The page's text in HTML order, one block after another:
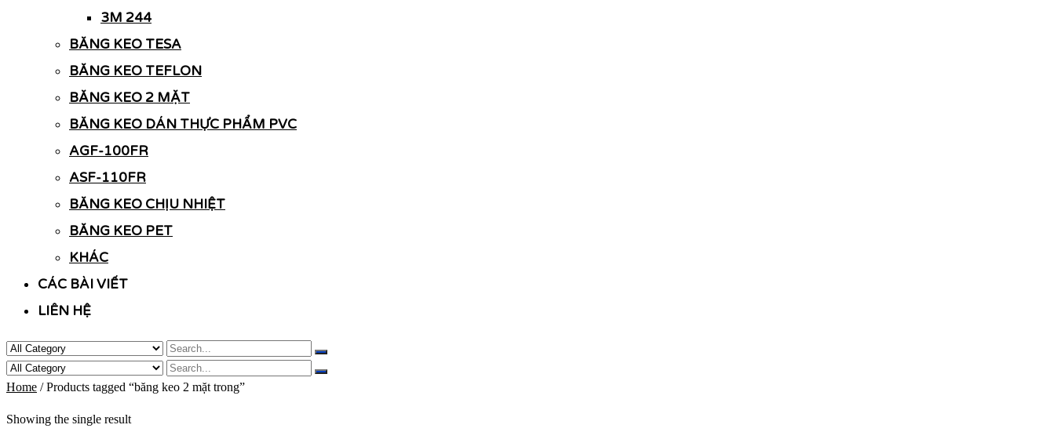
3M 244
BĂNG KEO TESA
BĂNG KEO TEFLON
BĂNG KEO 2 MẶT
BĂNG KEO DÁN THỰC PHẨM PVC
AGF-100FR
ASF-110FR
BĂNG KEO CHỊU NHIỆT
BĂNG KEO PET
KHÁC
CÁC BÀI VIẾT
LIÊN HỆ
Home / Products tagged “băng keo 2 mặt trong”
Showing the single result